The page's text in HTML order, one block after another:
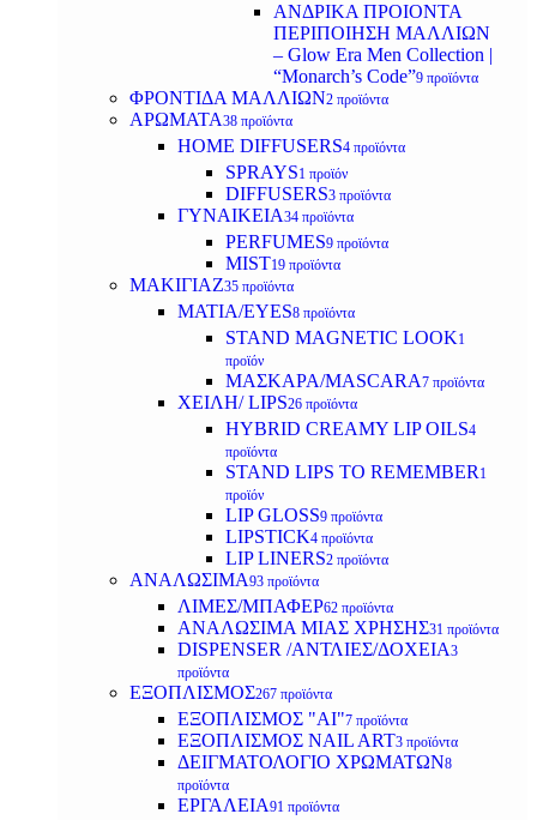
ΑΝΔΡΙΚΑ ΠΡΟΙΟΝΤΑ
ΠΕΡΙΠΟΙΗΣΗ ΜΑΛΛΙΩΝ
– Glow Era Men Collection |
“Monarch’s Code”9 προϊόντα
ΦΡΟΝΤΙΔΑ ΜΑΛΛΙΩΝ2 προϊόντα
ΑΡΩΜΑΤΑ38 προϊόντα
HOME DIFFUSERS4 προϊόντα
SPRAYS1 προϊόν
DIFFUSERS3 προϊόντα
ΓΥΝΑΙΚΕΙΑ34 προϊόντα
PERFUMES9 προϊόντα
MIST19 προϊόντα
ΜΑΚΙΓΙΑΖ35 προϊόντα
ΜΑΤΙΑ/EYES8 προϊόντα
STAND MAGNETIC LOOK1
προϊόν
ΜΑΣΚΑΡΑ/MASCARA7 προϊόντα
ΧΕΙΛΗ/ LIPS26 προϊόντα
HYBRID CREAMY LIP OILS4
προϊόντα
STAND LIPS TO REMEMBER 1
προϊόν
LIP GLOSS9 προϊόντα
LIPSTICK4 προϊόντα
LIP LINERS2 προϊόντα
ΑΝΑΛΩΣΙΜΑ93 προϊόντα
ΛΙΜΕΣ/ΜΠΑΦΕΡ62 προϊόντα
ΑΝΑΛΩΣΙΜΑ ΜΙΑΣ ΧΡΗΣΗΣ31 προϊόντα
DISPENSER /ΑΝΤΛΙΕΣ/ΔΟΧΕΙΑ3
προϊόντα
ΕΞΟΠΛΙΣΜΟΣ267 προϊόντα
ΕΞΟΠΛΙΣΜΟΣ "AI"7 προϊόντα
ΕΞΟΠΛΙΣΜΟΣ NAIL ART3 προϊόντα
ΔΕΙΓΜΑΤΟΛΟΓΙΟ ΧΡΩΜΑΤΩΝ8
προϊόντα
ΕΡΓΑΛΕΙΑ91 προϊόντα